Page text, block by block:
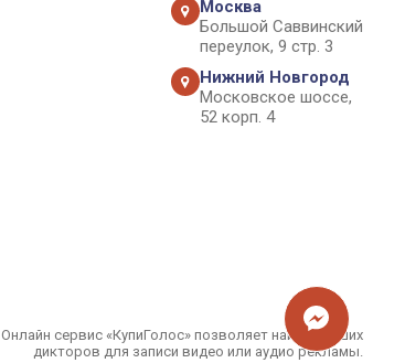
Москва
Большой Саввинский
переулок, 9 стр. 3
Нижний Новгород
Московское шоссе,
52 корп. 4
Онлайн сервис «КупиГолос» позволяет найти лучших
дикторов для записи видео или аудио рекламы.